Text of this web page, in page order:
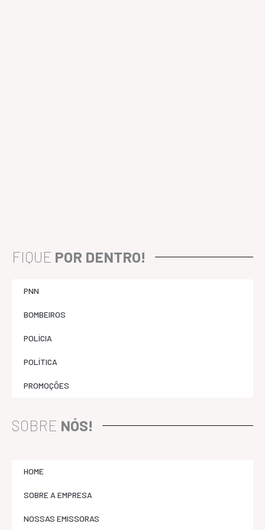
FIQUE POR DENTRO!
PNN
BOMBEIROS
POLÍCIA
POLÍTICA
PROMOÇÕES
SOBRE NÓS!
HOME
SOBRE A EMPRESA
NOSSAS EMISSORAS